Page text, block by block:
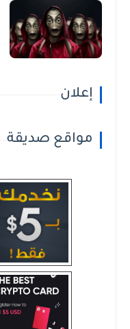
إعلان
مواقع صديقة